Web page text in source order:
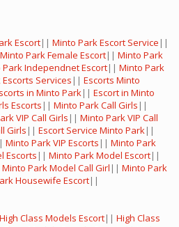
Escort|| Minto Park Escort Service ||
Minto Park Female Escort|| Minto Park
Park Independnet Escort|| Minto Park
Services || Escorts Minto
in Minto Park|| Escort in Minto
Escorts || Minto Park Call Girls ||
VIP Call Girls || Minto Park VIP Call
Girls || Escort Service Minto Park||
Minto Park VIP Escorts || Minto Park
Escorts || Minto Park Model Escort||
Minto Park Model Call Girl || Minto Park
Housewife Escort||
High Class Models Escort|| High Class